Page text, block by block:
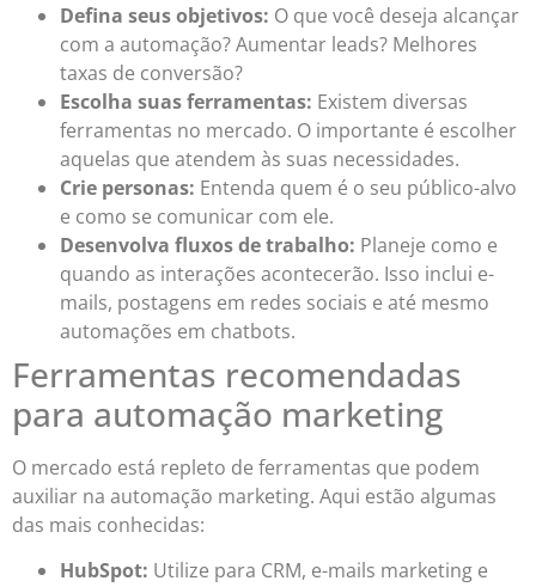
Defina seus objetivos: O que você deseja alcançar
com a automação? Aumentar leads? Melhores
taxas de conversão?
Escolha suas ferramentas: Existem diversas
ferramentas no mercado. O importante é escolher
aquelas que atendem às suas necessidades.
Crie personas: Entenda quem é o seu público-alvo
e como se comunicar com ele.
Desenvolva fluxos de trabalho: Planeje como e
quando as interações acontecerão. Isso inclui e-
mails, postagens em redes sociais e até mesmo
automações em chatbots.
Ferramentas recomendadas
para automação marketing
O mercado está repleto de ferramentas que podem
auxiliar na automação marketing. Aqui estão algumas
das mais conhecidas:
HubSpot: Utilize para CRM, e-mails marketing e